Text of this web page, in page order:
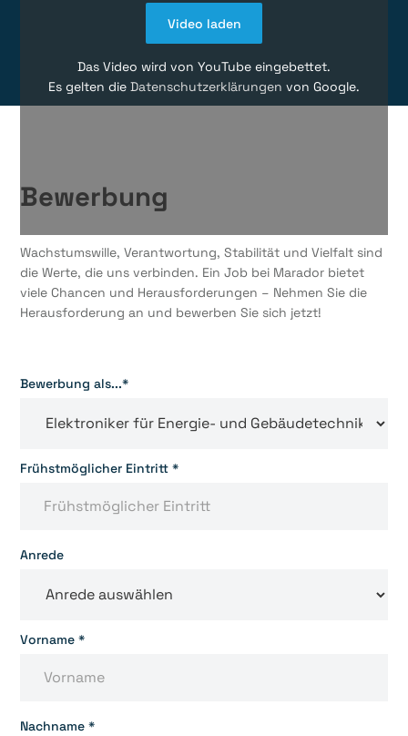
Video laden
Das Video wird von YouTube eingebettet.
Es gelten die Datenschutzerklärungen von Google.
Bewerbung
Wachstumswille, Verantwortung, Stabilität und Vielfalt sind
die Werte, die uns verbinden. Ein Job bei Marador bietet
viele Chancen und Herausforderungen – Nehmen Sie die
Herausforderung an und bewerben Sie sich jetzt!
Bewerbung als...*
Frühstmöglicher Eintritt *
Anrede
Vorname *
Nachname *